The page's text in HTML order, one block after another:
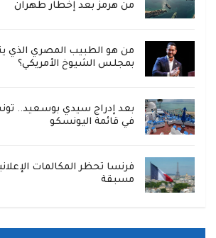
من هرمز بعد إخطار طهران
من هو الطبيب المصري الذي
بمجلس الشيوخ الأمريكي؟
بعد إدراج سيدي بوسعيد..
في قائمة اليونسكو
فرنسا تحظر المكالمات
مسبقة